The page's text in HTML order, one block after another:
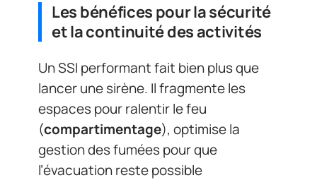
Les bénéfices pour la sécurité
et la continuité des activités
Un SSI performant fait bien plus que
lancer une sirène. Il fragmente les
espaces pour ralentir le feu
(compartimentage), optimise la
gestion des fumées pour que
l’évacuation reste possible